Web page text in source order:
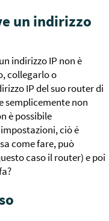
un indirizzo
indirizzo IP non è
collegarlo o
IP del suo router di
semplicemente non
è possibile
ciò é
come fare, può
caso il router) e poi